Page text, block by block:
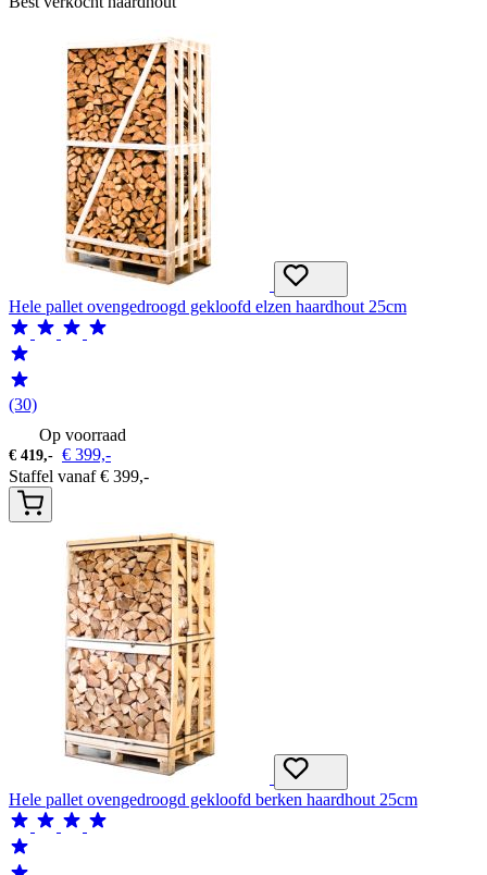
Hele pallet ovengedroogd gekloofd elzen haardhout 25cm
(30)
Op voorraad
€ 419,- € 399,-
Staffel vanaf€ 399,-
Hele pallet ovengedroogd gekloofd berken haardhout 25cm